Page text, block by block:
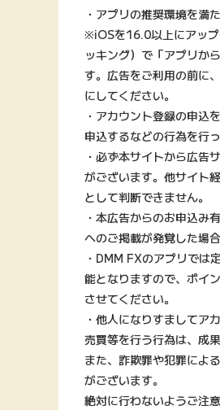
・アプリの推奨環境を満
※iOSを16.0以上にアッ
ッキング）で「アプリか
す。広告をご利用の前に
にしてください。
・アカウント登録の申込
申込するなどの行為を行
・必ず本サイトから広告
がございます。他サイト
として判断できません。
・本広告からのお申込み
へのご掲載が発覚した場
・DMM FXのアプリでは
能となりますので、ポイ
させてください。
・他人になりすましてア
売買等を行う行為は、成
また、詐欺罪や犯罪によ
がございます。
絶対に行わないようご注